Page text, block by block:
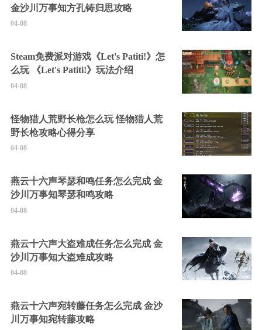
金沙川万事知方孔铸归思攻略
04-08
Steam免费派对游戏《Let's Patiti!》怎
么玩 《Let's Patiti!》玩法介绍
04-08
怪物猎人荒野长枪怎么玩 怪物猎人荒
野长枪攻略心得分享
04-08
燕云十六声琴瑟和鸣任务怎么完成 金
沙川万事知琴瑟和鸣攻略
04-08
燕云十六声大盗难成任务怎么完成 金
沙川万事知大盗难成攻略
04-08
燕云十六声宛转藤任务怎么完成 金沙
川万事知宛转藤攻略